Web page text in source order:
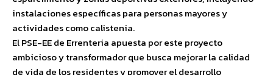
instalaciones específicas para personas mayores y
actividades como calistenia.
El PSE-EE de Errenteria apuesta por este proyecto
ambicioso y transformador que busca mejorar la calidad
de vida de los residentes y promover el desarrollo